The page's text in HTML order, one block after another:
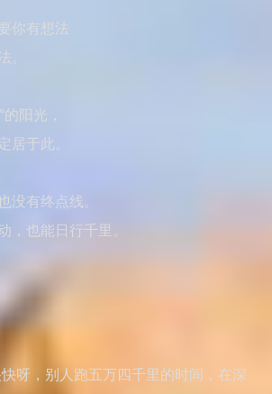
你有想法
。
阳光，
居于此。
没有终点线。
，也能日行千里。
呀，别人跑五万四千里的时间，在深